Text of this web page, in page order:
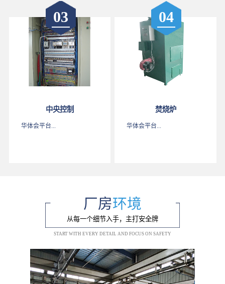
03
中央控制
华体会平台...
04
焚烧炉
华体会平台...
厂房环境
从每一个细节入手，主打安全牌
START WITH EVERY DETAIL AND FOCUS ON SAFETY